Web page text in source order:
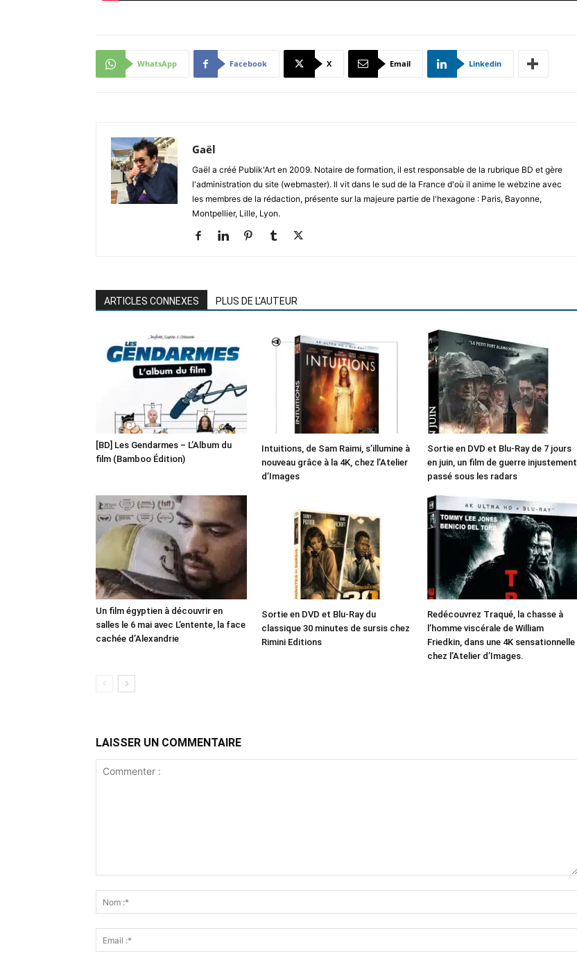
WhatsApp Facebook X Email Linkedin
Gaël
Gaël a créé Publik'Art en 2009. Notaire de formation, il est responsable de la rubrique BD et gère
l'administration du site (webmaster). Il vit dans le sud de la France d'où il anime le webzine avec
les membres de la rédaction, présente sur la majeure partie de l'hexagone : Paris, Bayonne,
Montpellier, Lille, Lyon.
ARTICLES CONNEXES PLUS DE L'AUTEUR
[BD] Les Gendarmes – L’Album du
film (Bamboo Édition)
Intuitions, de Sam Raimi, s’illumine à
nouveau grâce à la 4K, chez l’Atelier
d’Images
Sortie en DVD et Blu-Ray de 7 jours
en juin, un film de guerre injustement
passé sous les radars
Un film égyptien à découvrir en
salles le 6 mai avec L’entente, la face
cachée d’Alexandrie
Sortie en DVD et Blu-Ray du
classique 30 minutes de sursis chez
Rimini Editions
Redécouvrez Traqué, la chasse à
l’homme viscérale de William
Friedkin, dans une 4K sensationnelle
chez l’Atelier d’Images.
LAISSER UN COMMENTAIRE